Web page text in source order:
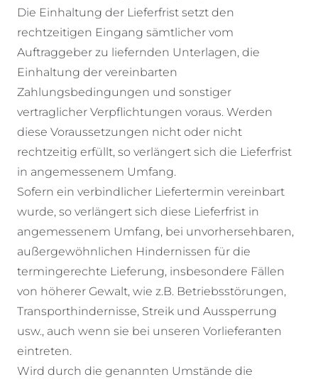
Die Einhaltung der Lieferfrist setzt den
rechtzeitigen Eingang sämtlicher vom
Auftraggeber zu liefernden Unterlagen, die
Einhaltung der vereinbarten
Zahlungsbedingungen und sonstiger
vertraglicher Verpflichtungen voraus. Werden
diese Voraussetzungen nicht oder nicht
rechtzeitig erfüllt, so verlängert sich die Lieferfrist
in angemessenem Umfang.
Sofern ein verbindlicher Liefertermin vereinbart
wurde, so verlängert sich diese Lieferfrist in
angemessenem Umfang, bei unvorhersehbaren,
außergewöhnlichen Hindernissen für die
termingerechte Lieferung, insbesondere Fällen
von höherer Gewalt, wie z.B. Betriebsstörungen,
Transporthindernisse, Streik und Aussperrung
usw., auch wenn sie bei unseren Vorlieferanten
eintreten.
Wird durch die genannten Umstände die